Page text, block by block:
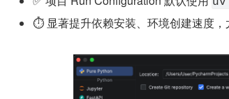
⏱ 显著提升依赖安装、环境创建速度